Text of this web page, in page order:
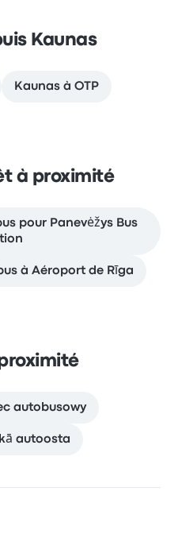
Kaunas
Kaunas à OTP
à proximité
pour Panevėžys Bus
à Aéroport de Rīga
autobusowy
autoosta